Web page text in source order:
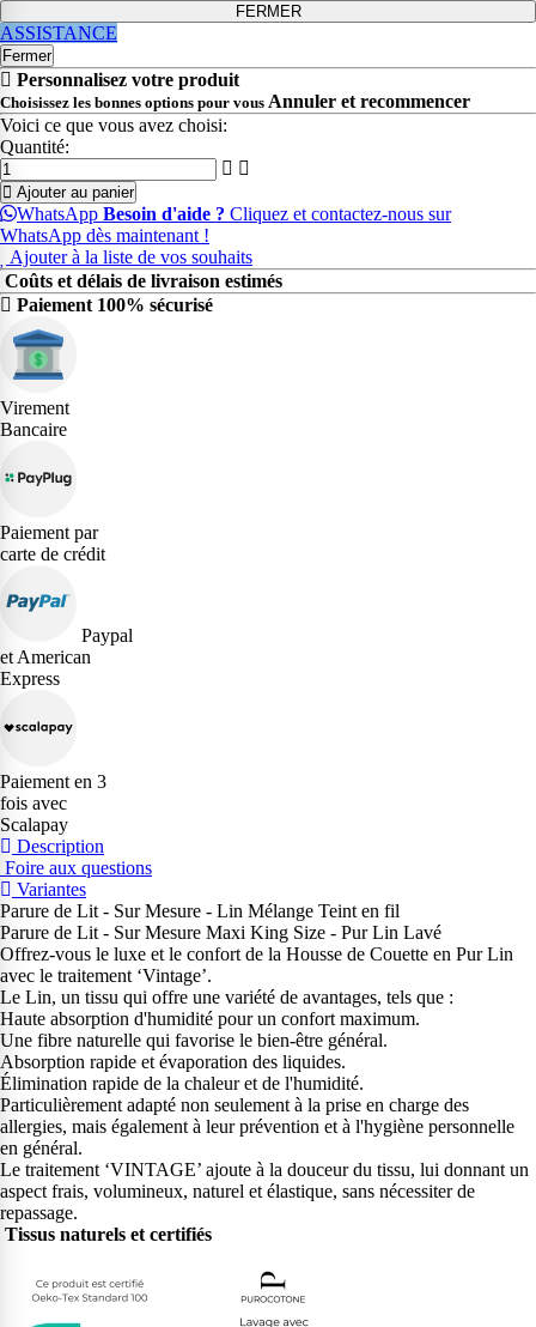
FERMER
ASSISTANCE
Fermer
Personnalisez votre produit
Choisissez les bonnes options pour vous Annuler et recommencer
Voici ce que vous avez choisi:
Quantité:
Ajouter au panier
WhatsApp Besoin d'aide ? Cliquez et contactez-nous sur
WhatsApp dès maintenant !
Ajouter à la liste de vos souhaits
Coûts et délais de livraison estimés
Paiement 100% sécurisé
Virement
Bancaire
Paiement par
carte de crédit
Paypal
et American
Express
Paiement en 3
fois avec
Scalapay
Description
Foire aux questions
Variantes
Parure de Lit - Sur Mesure - Lin Mélange Teint en fil
Parure de Lit - Sur Mesure Maxi King Size - Pur Lin Lavé
Offrez-vous le luxe et le confort de la Housse de Couette en Pur Lin
avec le traitement ‘Vintage’.
Le Lin, un tissu qui offre une variété de avantages, tels que :
Haute absorption d'humidité pour un confort maximum.
Une fibre naturelle qui favorise le bien-être général.
Absorption rapide et évaporation des liquides.
Élimination rapide de la chaleur et de l'humidité.
Particulièrement adapté non seulement à la prise en charge des
allergies, mais également à leur prévention et à l'hygiène personnelle
en général.
Le traitement ‘VINTAGE’ ajoute à la douceur du tissu, lui donnant un
aspect frais, volumineux, naturel et élastique, sans nécessiter de
repassage.
Tissus naturels et certifiés